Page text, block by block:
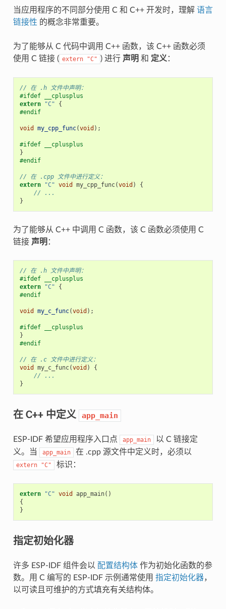
当应用程序的不同部分使用 C 和 C++ 开发时，理解 语言
链接性 的概念非常重要。
为了能够从 C 代码中调用 C++ 函数，该 C++ 函数必须
使用 C 链接 ( extern "C" ) 进行 声明 和 定义 ：
// 在 .h 文件中声明：
#ifdef __cplusplus
extern
"C"
{
#endif
void my_cpp_func(void );
#ifdef __cplusplus
}
#endif
// 在 .cpp 文件中进行定义：
extern
"C" void my_cpp_func(void )
{
// ...
}
为了能够从 C++ 中调用 C 函数，该 C 函数必须使用 C
链接 声明 ：
// 在 .h 文件中声明：
#ifdef __cplusplus
extern
"C"
{
#endif
void my_c_func(void );
#ifdef __cplusplus
}
#endif
// 在 .c 文件中进行定义：
void
my_c_func(void )
{
// ...
}
在 C++ 中定义 app_main
ESP-IDF 希望应用程序入口点 app_main
以 C 链接定
义。当
app_main 在 .cpp 源文件中定义时，必须以
extern "C" 标识：
extern "C" void app_main()
{
}
指定初始化器
许多 ESP-IDF 组件会以 配置结构体作为初始化函数的参
数。用 C 编写的 ESP-IDF 示例通常使用 指定初始化器，
以可读且可维护的方式填充有关结构体。